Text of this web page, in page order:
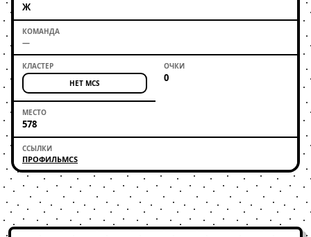
Ж
—
НЕТ MCS 0
578
ПРОФИЛЬMCS